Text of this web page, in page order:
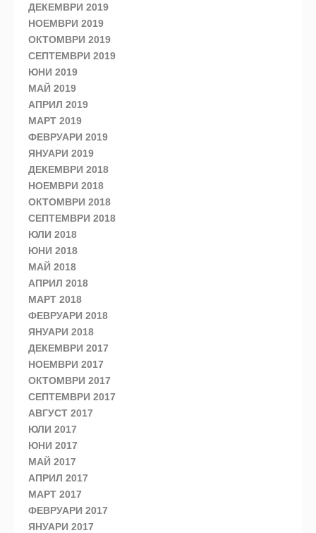
ДЕКЕМВРИ 2019
НОЕМВРИ 2019
ОКТОМВРИ 2019
СЕПТЕМВРИ 2019
ЮНИ 2019
МАЙ 2019
АПРИЛ 2019
МАРТ 2019
ФЕВРУАРИ 2019
ЯНУАРИ 2019
ДЕКЕМВРИ 2018
НОЕМВРИ 2018
ОКТОМВРИ 2018
СЕПТЕМВРИ 2018
ЮЛИ 2018
ЮНИ 2018
МАЙ 2018
АПРИЛ 2018
МАРТ 2018
ФЕВРУАРИ 2018
ЯНУАРИ 2018
ДЕКЕМВРИ 2017
НОЕМВРИ 2017
ОКТОМВРИ 2017
СЕПТЕМВРИ 2017
АВГУСТ 2017
ЮЛИ 2017
ЮНИ 2017
МАЙ 2017
АПРИЛ 2017
МАРТ 2017
ФЕВРУАРИ 2017
ЯНУАРИ 2017